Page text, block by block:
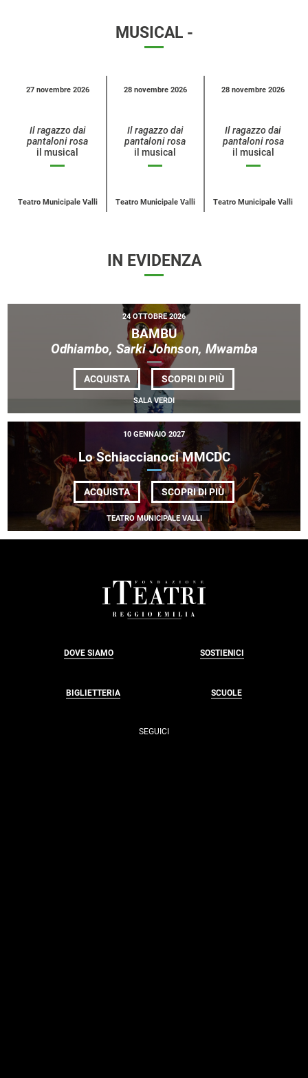
MUSICAL -
categoria
27 novembre 2026
Il ragazzo dai
pantaloni rosa
il musical
Teatro Municipale Valli
28 novembre 2026
Il ragazzo dai
pantaloni rosa
il musical
Teatro Municipale Valli
28 novembre 2026
Il ragazzo dai
pantaloni rosa
il musical
Teatro Municipale Valli
IN EVIDENZA
24 OTTOBRE 2026
BAMBU
Odhiambo, Sarki Johnson, Mwamba
ACQUISTA SCOPRI DI PIÙDI
BAMBU
SARKI
JOHNSON,
MWAMBA</EM>
SALA VERDI
10 GENNAIO 2027
Lo SchiaccianociMMCDC
ACQUISTA SCOPRI DI PIÙDI
LO
SCHIACCIANOCI
<BE>MMCDC
TEATRO MUNICIPALE VALLI
DOVE SIAMO SOSTIENICI
BIGLIETTERIA SCUOLE
SEGUICI